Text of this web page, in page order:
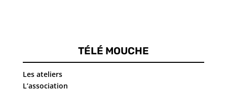
TÉLÉ MOUCHE
Les ateliers
L’association